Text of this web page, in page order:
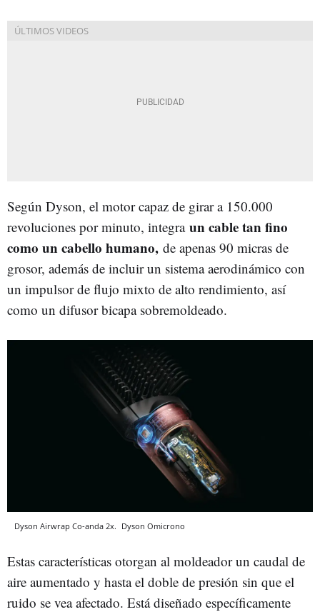
Según Dyson, el motor capaz de girar a 150.000
revoluciones por minuto, integra un cable tan fino
como un cabello humano, de apenas 90 micras de
grosor, además de incluir un sistema aerodinámico con
un impulsor de flujo mixto de alto rendimiento, así
como un difusor bicapa sobremoldeado.
Dyson Airwrap Co-anda 2x. Dyson Omicrono
Estas características otorgan al moldeador un caudal de
aire aumentado y hasta el doble de presión sin que el
ruido se vea afectado. Está diseñado específicamente